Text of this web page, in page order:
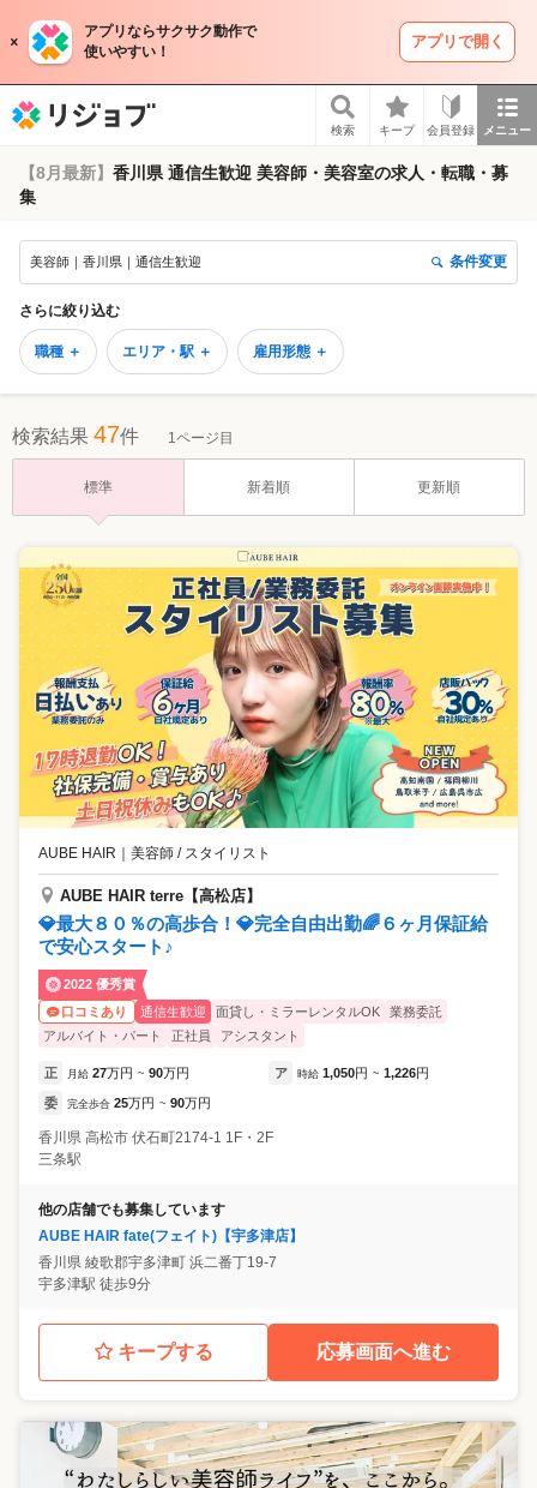
アプリならサクサク動作で
使いやすい！
アプリで開く
検索 キープ 会員登録 メニュー
【8月最新】 香川県 通信生歓迎 美容師・美容室の求人・転職・募
集
美容師｜香川県｜通信生歓迎 条件変更
さらに絞り込む
職種 ＋ エリア・駅 ＋ 雇用形態 ＋
検索結果 47件 1ページ目
標準 新着順 更新順
AUBE HAIR 美容師 / スタイリスト
AUBE HAIR terre【高松店】
💎最大８０％の高歩合！💎完全自由出勤🌈６ヶ月保証給
で安心スタート♪
2022 優秀賞
口コミあり
通信生歓迎 面貸し・ミラーレンタルOK
業務委託
アルバイト・パート
正社員 アシスタント
正 月給 27万円 ~ 90万円 ア 時給 1,050円 ~ 1,226円
委 完全歩合 25万円 ~ 90万円
香川県 高松市 伏石町2174-1 1F・2F
三条駅
他の店舗でも募集しています
AUBE HAIR fate(フェイト)【宇多津店】
香川県 綾歌郡宇多津町 浜二番丁19-7
宇多津駅 徒歩9分
キープする 応募画面へ進む